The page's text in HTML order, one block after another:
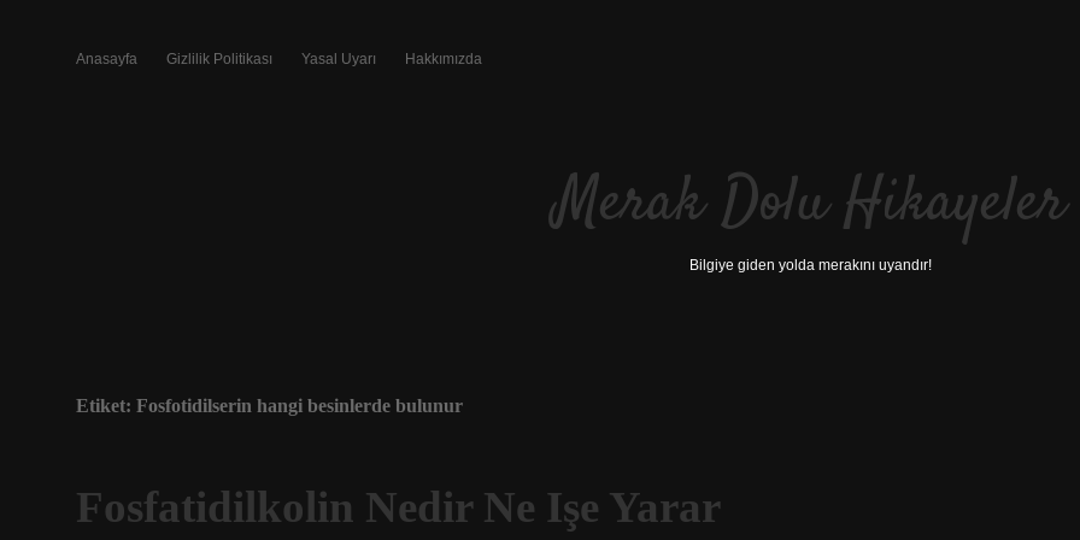
Anasayfa Gizlilik Politikası Yasal Uyarı Hakkımızda
Merak Dolu Hikayeler
Bilgiye giden yolda merakını uyandır!
Etiket: Fosfotidilserin hangi besinlerde bulunur
Fosfatidilkolin Nedir Ne Işe Yarar